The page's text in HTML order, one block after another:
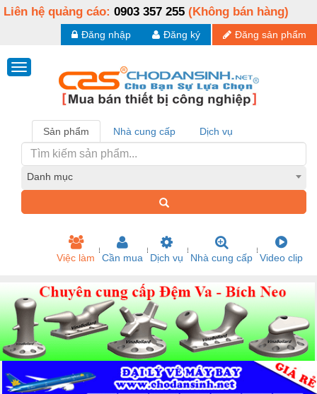
Liên hệ quảng cáo: 0903 357 255 (Không bán hàng)
Đăng sản phẩm
Đăng ký
Đăng nhập
Sản phẩm Nhà cung cấp Dịch vụ
Danh mục
Việc làm Cần mua Dịch vụ Nhà cung cấp Video clip